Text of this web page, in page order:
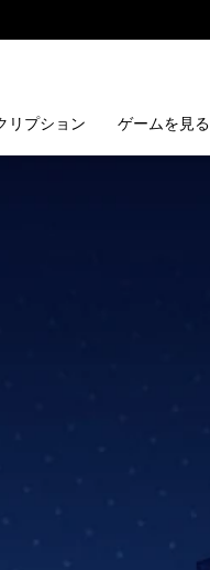
リプション ゲームを見る